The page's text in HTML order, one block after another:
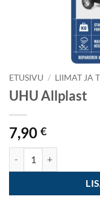
ETUSIVU / LIIMAT JA
UHU Allplast
7,90 €